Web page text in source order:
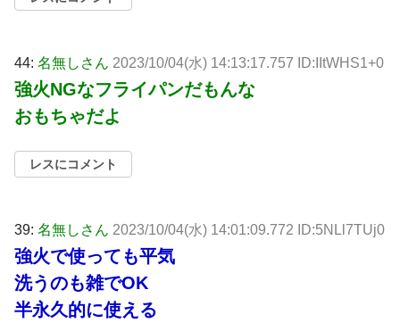
44: 名無しさん 2023/10/04(水) 14:13:17.757 ID:IItWHS1+0
強火NGなフライパンだもんな
おもちゃだよ
レスにコメント
39: 名無しさん 2023/10/04(水) 14:01:09.772 ID:5NLl7TUj0
強火で使っても平気
洗うのも雑でOK
半永久的に使える